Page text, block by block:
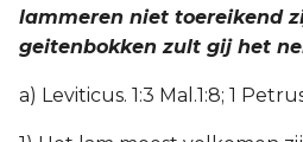
lammeren niet toereikend
geitenbokken zult gij het
a) Leviticus. 1:3 Mal.1:8; 1